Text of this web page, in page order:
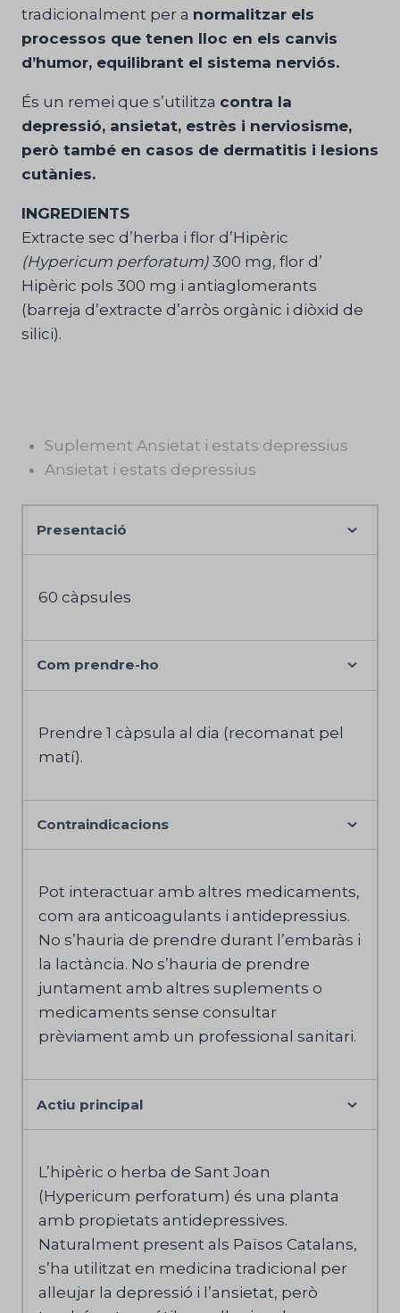
tradicionalment per a normalitzar els
processos que tenen lloc en els canvis
d’humor, equilibrant el sistema nerviós.
És un remei que s’utilitza contra la
depressió, ansietat, estrès i nerviosisme,
però també en casos de dermatitis i lesions
cutànies.
INGREDIENTS
Extracte sec d’herba i flor d’Hipèric
(Hypericum perforatum) 300 mg, flor d’
Hipèric pols 300 mg i antiaglomerants
(barreja d’extracte d’arròs orgànic i diòxid de
silici).
Suplement Ansietat i estats depressius
Ansietat i estats depressius
Presentació
60 càpsules
Com prendre-ho
Prendre 1 càpsula al dia (recomanat pel
matí).
Contraindicacions
Pot interactuar amb altres medicaments,
com ara anticoagulants i antidepressius.
No s’hauria de prendre durant l’embaràs i
la lactància. No s’hauria de prendre
juntament amb altres suplements o
medicaments sense consultar
prèviament amb un professional sanitari.
Actiu principal
L’hipèric o herba de Sant Joan
(Hypericum perforatum) és una planta
amb propietats antidepressives.
Naturalment present als Països Catalans,
s’ha utilitzat en medicina tradicional per
alleujar la depressió i l’ansietat, però